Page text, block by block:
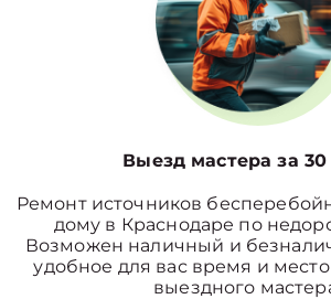
Выезд мастера за
Ремонт источников
дому в Краснодаре по
Возможен наличный и
удобное для вас время и
выездного